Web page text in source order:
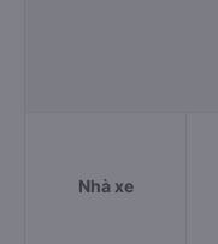
Nhà xe